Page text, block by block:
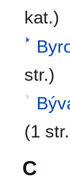
kat.)
str.)
(1
C